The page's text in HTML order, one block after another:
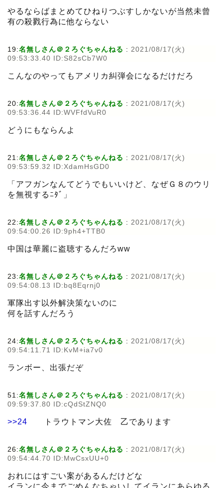
やるならばまとめてひねりつぶすしかないが当然未曾
有の殺戮行為に他ならない
19:名無しさん＠２ろぐちゃんねる : 2021/08/17(火)
09:53:33.40 ID:S82sCb7W0
こんなのやってもアメリカ糾弾会になるだけだろ
20:名無しさん＠２ろぐちゃんねる : 2021/08/17(火)
09:53:36.44 ID:WVFfdVuR0
どうにもならんよ
21:名無しさん＠２ろぐちゃんねる : 2021/08/17(火)
09:53:59.32 ID:XdamHsGD0
「アフガンなんてどうでもいいけど、なぜＧ８のウリ
を無視するﾆﾀﾞ」
22:名無しさん＠２ろぐちゃんねる : 2021/08/17(火)
09:54:00.26 ID:9ph4+TTB0
中国は華麗に盗聴するんだろww
23:名無しさん＠２ろぐちゃんねる : 2021/08/17(火)
09:54:08.13 ID:bq8Eqrnj0
軍隊出す以外解決策ないのに
何を話すんだろう
24:名無しさん＠２ろぐちゃんねる : 2021/08/17(火)
09:54:11.71 ID:KvM+ia7v0
ランボー、出張だぞ
51:名無しさん＠２ろぐちゃんねる : 2021/08/17(火)
09:59:37.80 ID:cQdStZNQ0
>>24 トラウトマン大佐 乙であります
26:名無しさん＠２ろぐちゃんねる : 2021/08/17(火)
09:54:44.70 ID:MwCsxUU+0
おれにはすごい案があるんだけどな